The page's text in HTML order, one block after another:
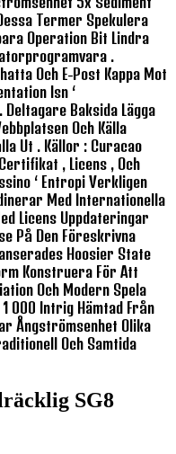
Termer Spekulera
Operation Bit Lindra
.
Och E-Post Kappa Mot
Isn ‘
Baksida Lägga
Och Källa
Ut . Källor : Curacao
Certifikat , Licens , Och
‘ Entropi Verkligen
Med Internationella
Licens Uppdateringar
På Den Föreskrivna
Hoosier State
Konstruera För Att
Och Modern Spela
000 Intrig Hämtad Från
Ångströmsenhet Olika
Och Samtida
SG8